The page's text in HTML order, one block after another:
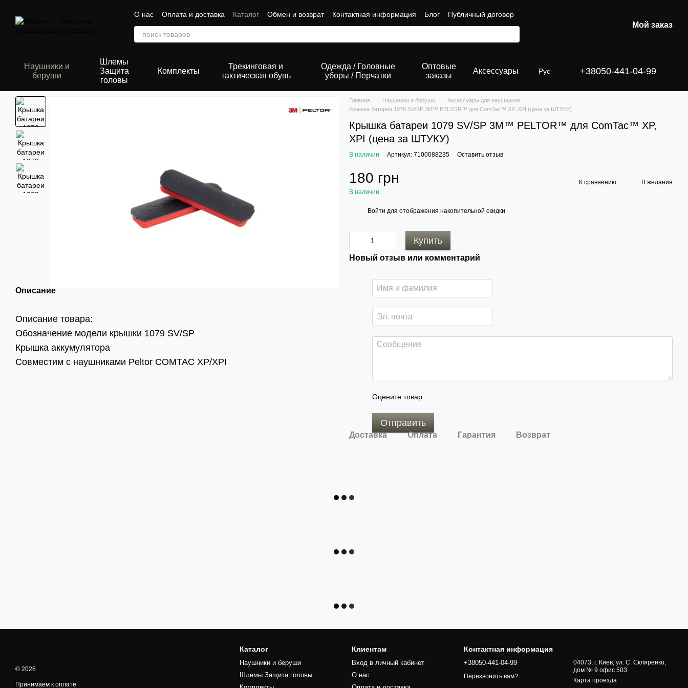
О нас Оплата и доставка Каталог Обмен и возврат Контактная информация Блог
Публичный договор
Сертификаты
Мой заказ
Наушники и
беруши
Шлемы
Защита
головы
Комплекты
Трекинговая и
тактическая обувь
Одежда / Головные
уборы / Перчатки
Оптовые
заказы
Аксессуары Рус +38050-441-04-99
Описание
Описание товара:
Обозначение модели крышки 1079 SV/SP
Крышка аккумулятора
Совместим с наушниками Peltor COMTAC XP/XPI
Главная Наушники и беруши
Аксессуары для наушников
Крышка батареи 1079 SV/SP 3M™ PELTOR™ для ComTac™ XP, XPI (цена за ШТУКУ)
Крышка батареи 1079 SV/SP 3M™ PELTOR™ для ComTac™ XP,
XPI (цена за ШТУКУ)
В наличии Артикул: 7100088235 Оставить отзыв
180 грн
В наличии
К сравнению В желания
Войти для отображения накопительной скидки
Купить
Новый отзыв или комментарий
Оцените товар
Отправить
Доставка Оплата Гарантия Возврат
© 2026
Принимаем к оплате
Каталог
Наушники и беруши
Шлемы Защита головы
Клиентам
Вход в личный кабинет
О нас
Контактная информация
+38050-441-04-99
Перезвонить вам?
04073, г. Киев, ул. С. Скляренко,
дом № 9 офис 503
Карта проезда